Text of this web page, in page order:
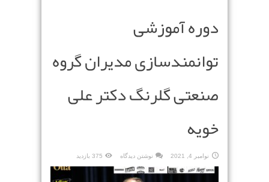
دوره آموزشی
توانمندسازی مدیران گروه
صنعتی گلرنگ دکتر علی
خویه
نوامبر 4, 2021 نوشتن دیدگاه 375 بازدید